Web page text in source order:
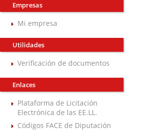
Empresas
Mi empresa
Utilidades
Verificación de documentos
Enlaces
Plataforma de Licitación
Electrónica de las EE.LL.
Códigos FACE de Diputación